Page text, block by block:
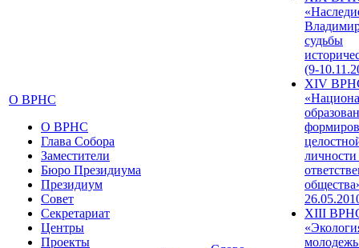
О ВРНС
О ВРНС
Глава Собора
Заместители
Бюро Президиума
Президиум
Совет
Секретариат
Центры
Проекты
судьбы
(9-
XIV
XIII